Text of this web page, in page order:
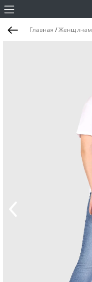
Главная /Женщинам